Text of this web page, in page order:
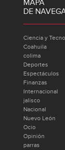
MAPA
DE
Ciencia y
Coahuila
colima
Deportes
Espectáculos
Finanzas
Internacional
jalisco
Nacional
Nuevo León
Ocio
Opinión
parras